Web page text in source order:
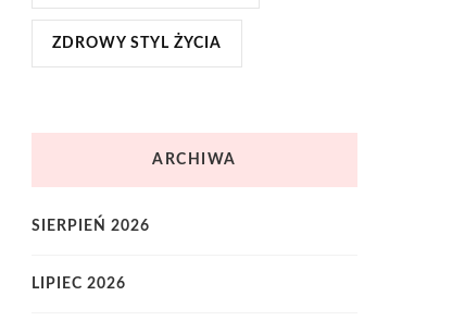
ZDROWY STYL ŻYCIA
ARCHIWA
SIERPIEŃ 2026
LIPIEC 2026